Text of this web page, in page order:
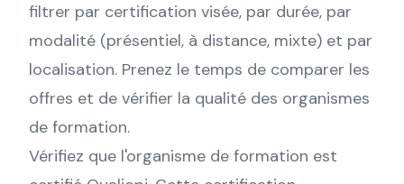
filtrer par certification visée, par durée, par
modalité (présentiel, à distance, mixte) et par
localisation. Prenez le temps de comparer les
offres et de vérifier la qualité des organismes
de formation.
Vérifiez que l'organisme de formation est